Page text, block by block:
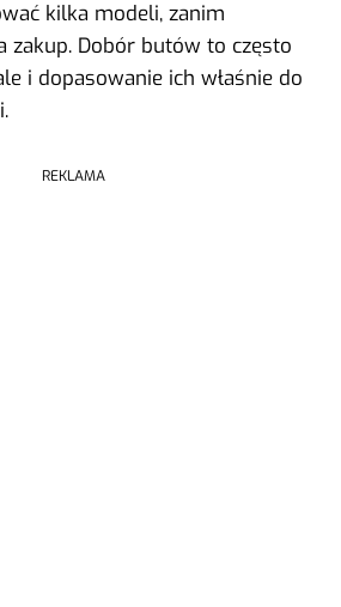
kilka modeli, zanim
zakup. Dobór butów to często
i dopasowanie ich właśnie do
REKLAMA